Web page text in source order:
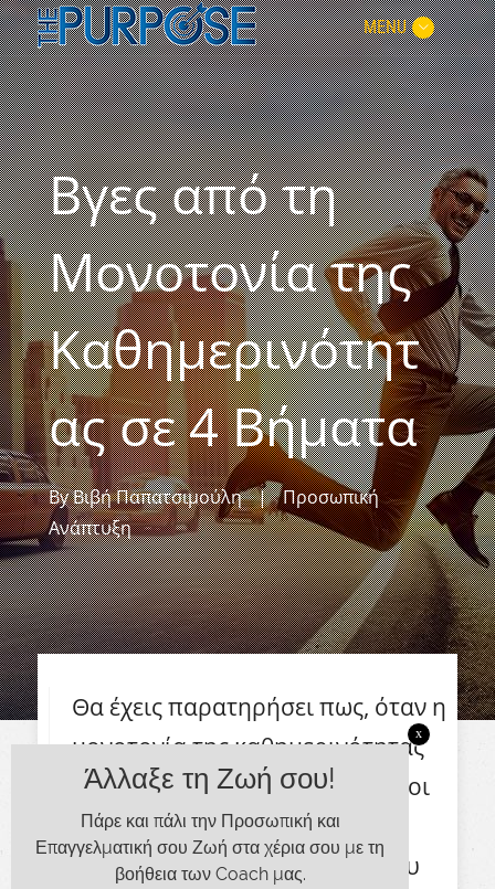
MENU
Βγες από τη
Μονοτονία της
Καθημερινότητ
ας σε 4 Βήματα
ByΒιβή Παπατσιμούλη |
Προσωπική
Ανάπτυξη
Θα έχεις παρατηρήσει πως, όταν η
μονοτονία της καθημερινότητας
μας καταβάλλει, οι περισσότεροι
άνθρωποι καταφεύγουμε σε
κάποιες συνήθειες προκειμένου
Άλλαξε τη Ζωή σου!
Πάρε και πάλι την Προσωπική και
Επαγγελματική σου Ζωή στα χέρια σου με τη
βοήθεια των Coach μας.
x